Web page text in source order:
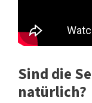
Sind die
natürlich?